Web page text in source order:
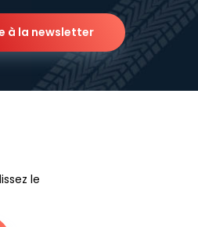
à la newsletter
le